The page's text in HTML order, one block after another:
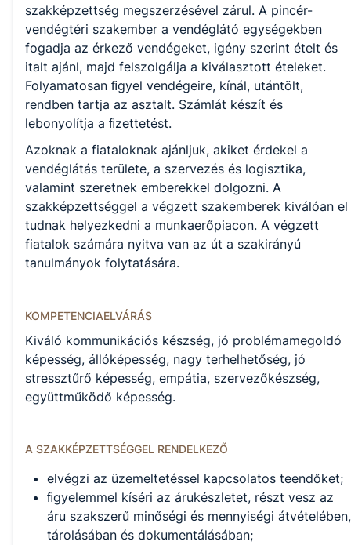
KKK/PTT
KKK letöltése (pdf)
PTT letöltése (pdf)
Okleveles technikusképzés
Nem
A képzést indító intézményeink
Székesfehérvári SZC Deák Ferenc Technikum és Szakképző
szakképzettség megszerzésével zárul. A pincér-
vendégtéri szakember a vendéglátó egységekben
fogadja az érkező vendégeket, igény szerint ételt és
italt ajánl, majd felszolgálja a kiválasztott ételeket.
Folyamatosan ﬁgyel vendégeire, kínál, utántölt,
rendben tartja az asztalt. Számlát készít és
lebonyolítja a ﬁzettetést.
Azoknak a fiataloknak ajánljuk, akiket érdekel a
vendéglátás területe, a szervezés és logisztika,
valamint szeretnek emberekkel dolgozni. A
szakképzettséggel a végzett szakemberek kiválóan el
tudnak helyezkedni a munkaerőpiacon. A végzett
fiatalok számára nyitva van az út a szakirányú
tanulmányok folytatására.
KOMPETENCIAELVÁRÁS
Kiváló kommunikációs készség, jó problémamegoldó
képesség, állóképesség, nagy terhelhetőség, jó
stressztűrő képesség, empátia, szervezőkészség,
együttműködő képesség.
A SZAKKÉPZETTSÉGGEL RENDELKEZŐ
elvégzi az üzemeltetéssel kapcsolatos teendőket;
ﬁgyelemmel kíséri az árukészletet, részt vesz az
áru szakszerű minőségi és mennyiségi átvételében,
tárolásában és dokumentálásában;